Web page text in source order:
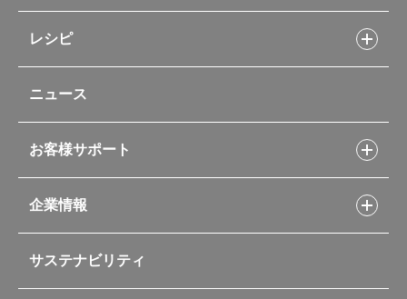
お弁当
キッチン用品
ポット・アイスペール
コーヒーメーカー
ソフトクーラー・バッグ
自転車専用ボトル
アパレル小物
レシピ
フライパンレシピ
シャトルシェフレシピ
スープジャーレシピ
イージースモーカーレシピ
レシピ本のご紹介
ニュース
お客様サポート
交換用部品の購入方法
部品の種類や販売状況を調べる
よくあるご質問・お問い合わせ
企業情報
企業理念
会社概要
サステナビリティ